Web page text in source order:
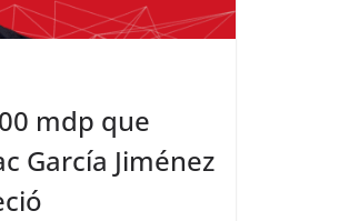
mdp que
García Jiménez